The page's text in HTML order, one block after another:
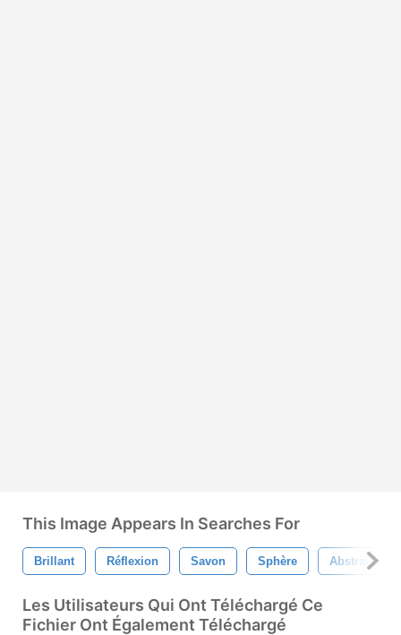
This Image Appears In Searches For
Brillant Réflexion Savon Sphère Abstrait
Les Utilisateurs Qui Ont Téléchargé Ce
Fichier Ont Également Téléchargé